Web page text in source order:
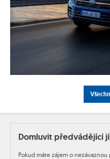
Domluvit předvádějící
Pokud máte zájem o